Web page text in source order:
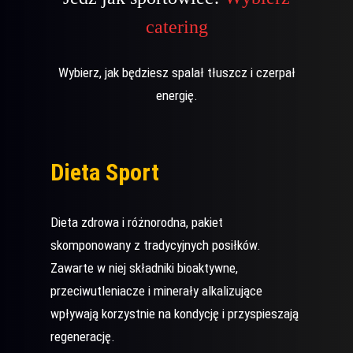
catering
Wybierz, jak będziesz spalał tłuszcz i czerpał
energię.
Dieta Sport
Dieta zdrowa i różnorodna, pakiet
skomponowany z tradycyjnych posiłków.
Zawarte w niej składniki bioaktywne,
przeciwutleniacze i minerały alkalizujące
wpływają korzystnie na kondycję i przyspieszają
regenerację.